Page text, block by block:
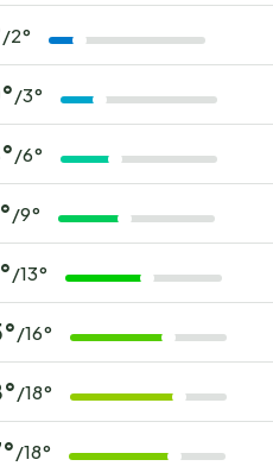
/2°
/3°
/6°
/9°
/13°
/16°
/18°
/18°